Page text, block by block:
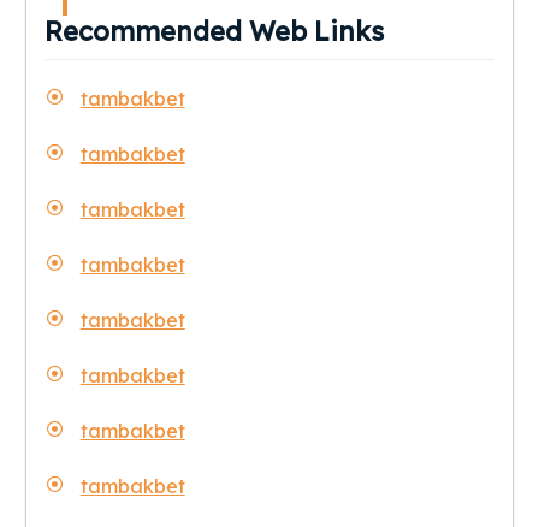
Recommended Web Links
tambakbet
tambakbet
tambakbet
tambakbet
tambakbet
tambakbet
tambakbet
tambakbet